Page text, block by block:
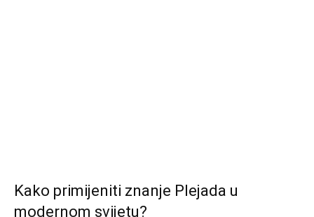
Kako primijeniti znanje Plejada u
modernom svijetu?